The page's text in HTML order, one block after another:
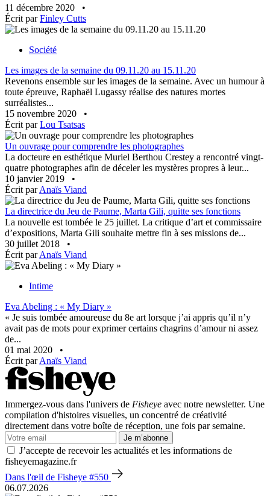
11 décembre 2020
•
Écrit parFinley Cutts
Société
Les images de la semaine du 09.11.20 au 15.11.20
Revenons ensemble sur les images de la semaine. Avec un humour à
toute épreuve, Raphaël Lugassy réalise des natures mortes
surréalistes...
15 novembre 2020
•
Écrit parLou Tsatsas
Un ouvrage pour comprendre les photographes
La docteure en esthétique Muriel Berthou Crestey a rencontré vingt-
quatre photographes afin de déceler les mystères propres à leur...
10 janvier 2019
•
Écrit parAnaïs Viand
La directrice du Jeu de Paume, Marta Gili, quitte ses fonctions
La nouvelle est tombée le 25 juillet. La critique d’art et commissaire
d’expositions, Marta Gili souhaite mettre fin à ses missions de...
30 juillet 2018
•
Écrit parAnaïs Viand
Intime
Eva Abeling : « My Diary »
« Je suis tombée amoureuse du 8e art lorsque j’ai appris qu’il n’y
avait pas de mots pour exprimer certains chagrins d’amour ni assez
de...
01 mai 2020
•
Écrit parAnaïs Viand
Immergez-vous dans l'univers de Fisheye avec notre newsletter. Une
compilation d'histoires visuelles, un concentré de créativité
directement dans votre boîte de réception, une fois par semaine.
Je m’abonne
J’accepte de recevoir les actualités et les informations de
fisheyemagazine.fr
Dans l'œil de Fisheye #550
06.07.2026